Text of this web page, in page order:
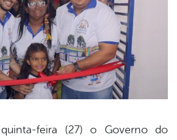
feira (27) o Governo do